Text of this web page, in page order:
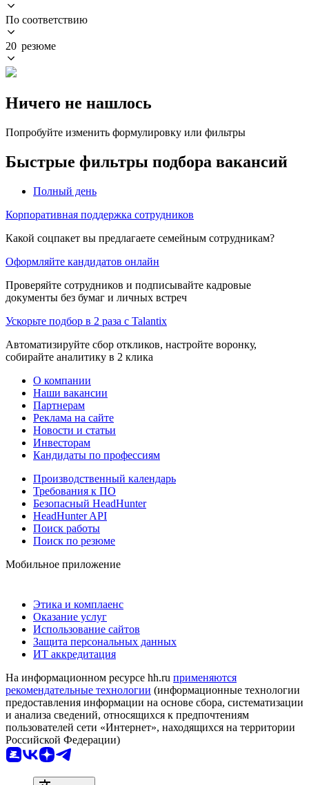
По соответствию
20 резюме
Ничего не нашлось
Попробуйте изменить формулировку или фильтры
Быстрые фильтры подбора вакансий
Полный день
Корпоративная поддержка сотрудников
Какой соцпакет вы предлагаете семейным сотрудникам?
Оформляйте кандидатов онлайн
Проверяйте сотрудников и подписывайте кадровые
документы без бумаг и личных встреч
Ускорьте подбор в 2 раза с Talantix
Автоматизируйте сбор откликов, настройте воронку,
собирайте аналитику в 2 клика
О компании
Наши вакансии
Партнерам
Реклама на сайте
Новости и статьи
Инвесторам
Кандидаты по профессиям
Производственный календарь
Требования к ПО
Безопасный HeadHunter
HeadHunter API
Поиск работы
Поиск по резюме
Мобильное приложение
Этика и комплаенс
Оказание услуг
Использование сайтов
Защита персональных данных
ИТ аккредитация
На информационном ресурсе hh.ru применяются
рекомендательные технологии (информационные технологии
предоставления информации на основе сбора, систематизации
и анализа сведений, относящихся к предпочтениям
пользователей сети «Интернет», находящихся на территории
Российской Федерации)